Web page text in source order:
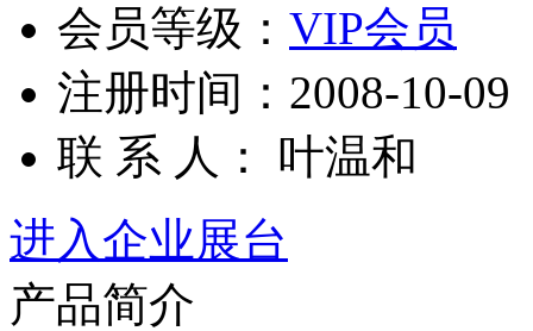
会员等级： VIP会员
注册时间：2008-10-09
联 系 人： 叶温和
进入企业展台
产品简介